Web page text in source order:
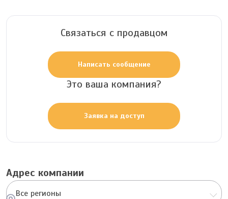
Связаться с продавцом
Написать сообщение
Это ваша компания?
Заявка на доступ
Адрес компании
Все регионы